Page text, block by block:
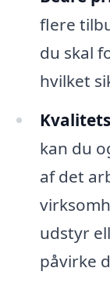
flere
du skal
hvilket
kan du
af det
udstyr
påvirke